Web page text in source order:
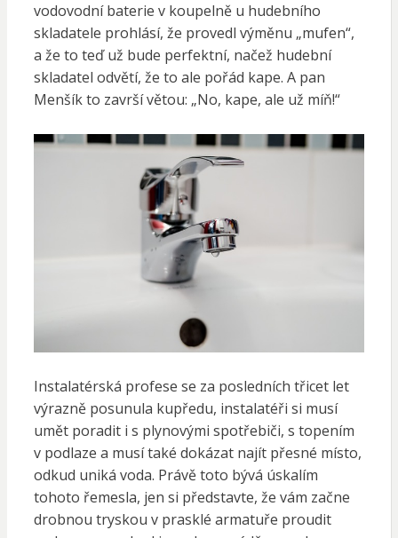
vodovodní baterie v koupelně u hudebního
skladatele prohlásí, že provedl výměnu „mufen“,
a že to teď už bude perfektní, načež hudební
skladatel odvětí, že to ale pořád kape. A pan
Menšík to završí větou: „No, kape, ale už míň!“
Instalatérská profese se za posledních třicet let
výrazně posunula kupředu, instalatéři si musí
umět poradit i s plynovými spotřebiči, s topením
v podlaze a musí také dokázat najít přesné místo,
odkud uniká voda. Právě toto bývá úskalím
tohoto řemesla, jen si představte, že vám začne
drobnou tryskou v prasklé armatuře proudit